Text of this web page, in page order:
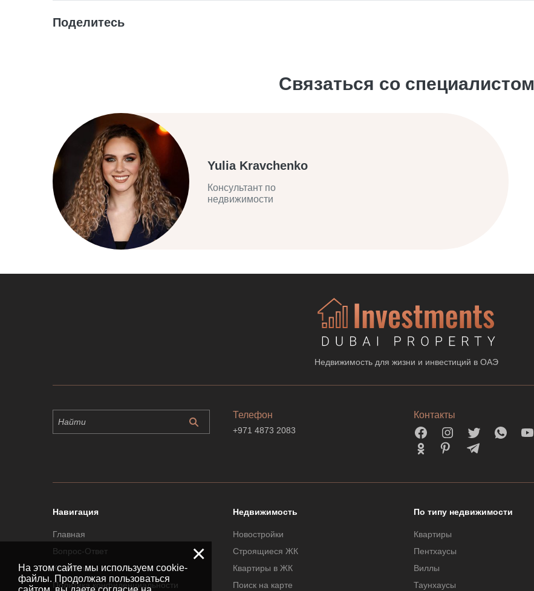
Поделитесь
Связаться со специалистом
Yulia Kravchenko
Консультант по
недвижимости
Недвижимость для жизни и инвестиций в ОАЭ
Телефон
+971 4873 2083
Контакты
Навигация
Главная
Вопрос-Ответ
Контакты
Политика конфиденциальности
Недвижимость
Новостройки
Строящиеся ЖК
Квартиры в ЖК
Поиск на карте
По типу недвижимости
Квартиры
Пентхаусы
Виллы
Таунхаусы
×
На этом сайте мы используем cookie-
файлы. Продолжая пользоваться